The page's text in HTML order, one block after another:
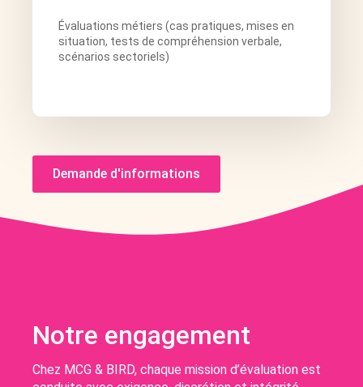
Évaluations métiers (cas pratiques, mises en
situation, tests de compréhension verbale,
scénarios sectoriels)
Demande d'informations
Notre engagement
Chez MCG & BIRD, chaque mission d’évaluation est